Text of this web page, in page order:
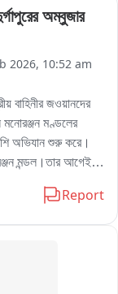
অম্বুজার
2026, 10:52 am
বাহিনীর জওয়ানদের
মনোরঞ্জন মণ্ডলের
অভিযান শুরু করে।
মন্ডল।তার আগেই
ED আধিকারিকরা
Report